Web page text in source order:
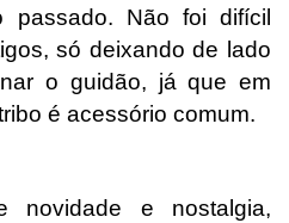
passado. Não foi difícil
só deixando de lado
o guidão, já que em
é acessório comum.
novidade e nostalgia,